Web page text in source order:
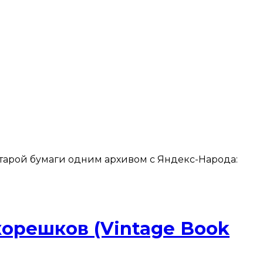
бумаги одним архивом с Яндекс-Народа:
(Vintage Book